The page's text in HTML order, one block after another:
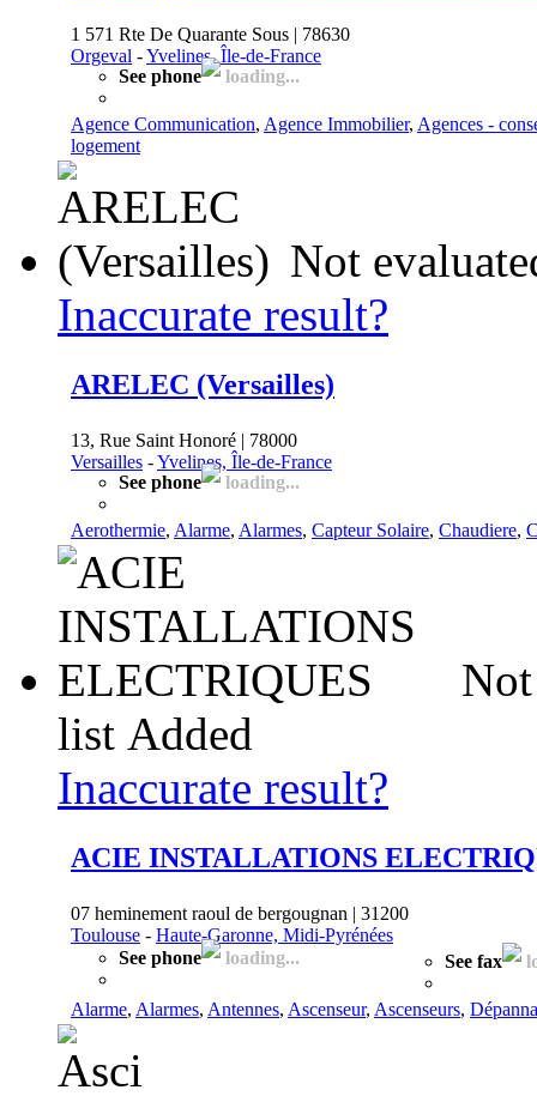
1 571 Rte De Quarante Sous | 78630
Orgeval -Yvelines, Île-de-France
See phone
loading...
Agence Communication, Agence Immobilier, Agences -
logement
Not
Inaccurate result?
ARELEC (Versailles)
13, Rue Saint Honoré | 78000
Versailles -Yvelines, Île-de-France
See phone
loading...
Aerothermie, Alarme, Alarmes, Capteur Solaire, Chaudiere,
list Added
Inaccurate result?
ACIE INSTALLATIONS
07 heminement raoul de bergougnan | 31200
Toulouse - Haute-Garonne, Midi-Pyrénées
See phone
loading... See fax
Alarme, Alarmes, Antennes, Ascenseur, Ascenseurs,